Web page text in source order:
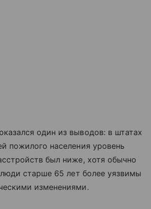
один из выводов: в штатах
пожилого населения уровень
был ниже, хотя обычно
люди старше 65 лет более уязвимы
изменениями.